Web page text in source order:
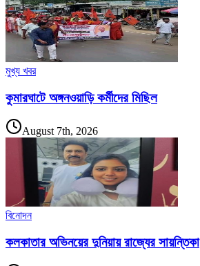
মুখ্য খবর
কুমারঘাটে অঙ্গনওয়াড়ি কর্মীদের মিছিল
August 7th, 2026
বিনোদন
কলকাতার অভিনয়ের দুনিয়ায় রাজ্যের সায়ন্তিকা